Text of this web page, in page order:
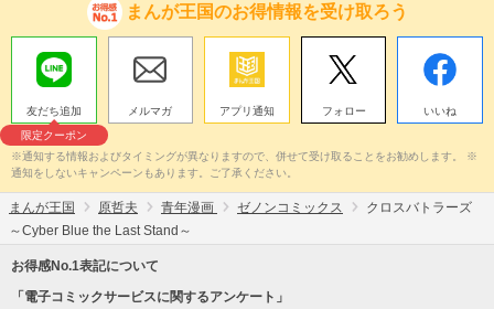
まんが王国のお得情報を受け取ろう
友だち追加
限定クーポン
メルマガ アプリ通知 フォロー いいね
※通知する情報およびタイミングが異なりますので、併せて受け取ることをお勧めします。 ※
通知をしないキャンペーンもあります。ご了承ください。
まんが王国 原哲夫 青年漫画 ゼノンコミックス
クロスバトラーズ
～Cyber Blue the Last Stand～
お得感No.1表記について
「電子コミックサービスに関するアンケート」